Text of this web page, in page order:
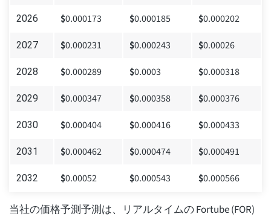
2026 $0.000173 $0.000185 $0.000202
2027 $0.000231 $0.000243 $0.00026
2028 $0.000289 $0.0003 $0.000318
2029 $0.000347 $0.000358 $0.000376
2030 $0.000404 $0.000416 $0.000433
2031 $0.000462 $0.000474 $0.000491
2032 $0.00052 $0.000543 $0.000566
当社の価格予測予測は、リアルタイムの Fortube (FOR)